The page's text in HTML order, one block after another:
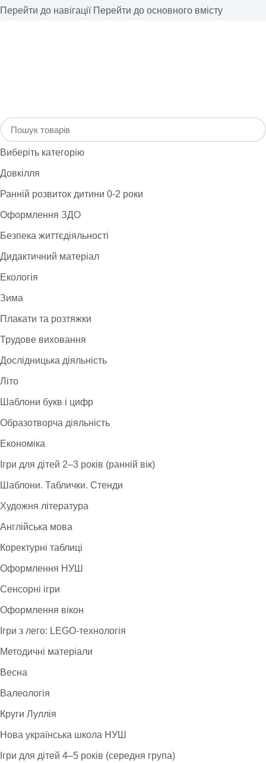
Перейти до навігації Перейти до основного вмісту
Виберіть категорію
Довкілля
Ранній розвиток дитини 0-2 роки
Оформлення ЗДО
Безпека життєдіяльності
Дидактичний матеріал
Екологія
Зима
Плакати та розтяжки
Трудове виховання
Дослідницька діяльність
Літо
Шаблони букв і цифр
Образотворча діяльність
Економіка
Ігри для дітей 2–3 років (ранній вік)
Шаблони. Таблички. Стенди
Художня література
Англійська мова
Коректурні таблиці
Оформлення НУШ
Сенсорні ігри
Оформлення вікон
Ігри з лего: LEGO-технологія
Методичні матеріали
Весна
Валеологія
Круги Луллія
Нова українська школа НУШ
Ігри для дітей 4–5 років (середня група)